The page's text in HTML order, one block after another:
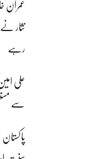
عمران
نثار
رہے
علی
سے